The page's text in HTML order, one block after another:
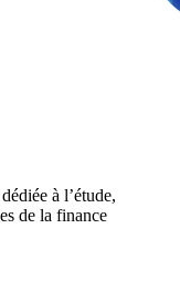
à l’étude,
de la finance